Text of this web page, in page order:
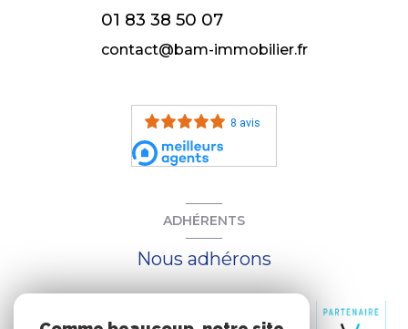
01 83 38 50 07
contact@bam-immobilier.fr
8 avis
ADHÉRENTS
Nous adhérons